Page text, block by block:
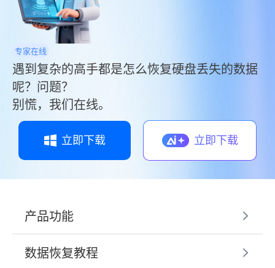
专家在线
遇到复杂的高手都是怎么恢复硬盘丢失的数据
呢？问题？
别慌，我们在线。
立即下载 立即下载
产品功能
数据恢复教程